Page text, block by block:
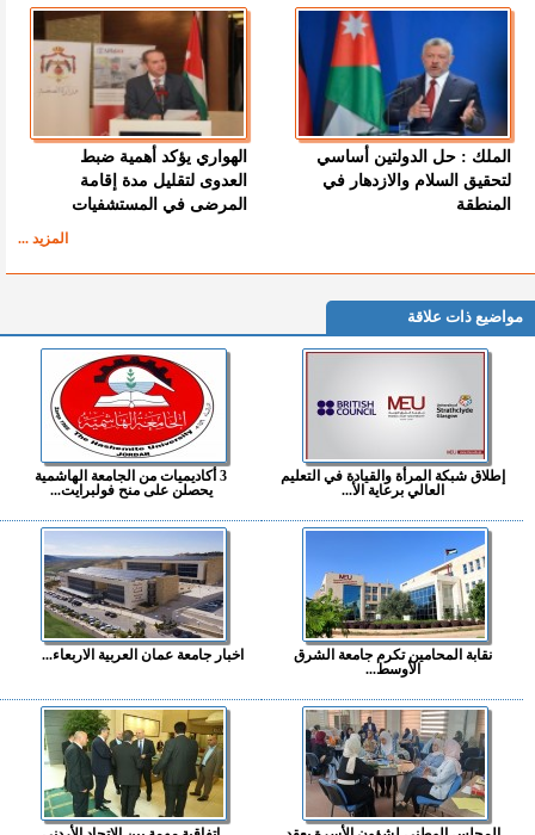
الملك : حل الدولتين أساسي
لتحقيق السلام والازدهار في
المنطقة
الهواري يؤكد أهمية ضبط
العدوى لتقليل مدة إقامة
المرضى في المستشفيات
المزيد ...
مواضيع ذات علاقة
إطلاق شبكة المرأة والقيادة في التعليم
العالي برعاية الأ...
3 أكاديميات من الجامعة الهاشمية
يحصلن على منح فولبرايت...
نقابة المحامين تكرم جامعة الشرق
الأوسط...
اخبار جامعة عمان العربية الاربعاء...